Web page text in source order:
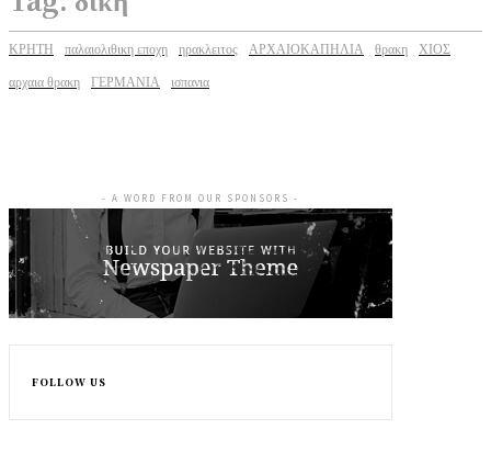
ΚΡΗΤΗ παλαιολιθικη εποχη ηρακλειτος ΑΡΧΑΙΟΚΑΠΗΛΙΑ θρακη
ΧΙΟΣ
αρχαια θρακη ΓΕΡΜΑΝΙΑ ισπανια
- A WORD FROM OUR SPONSORS -
FOLLOW US